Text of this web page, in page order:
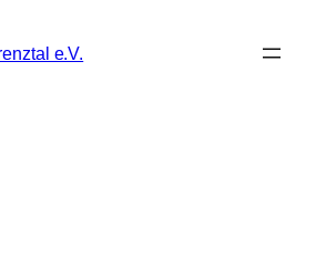
e.V.